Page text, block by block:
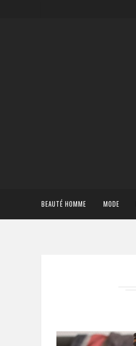
BEAUTÉ HOMME MODE